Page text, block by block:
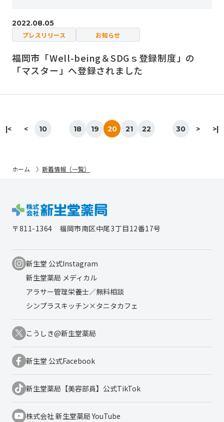
2022.08.05
プレスリリース お知らせ
福岡市「Well-being＆SDGｓ登録制度」の
「マスター」へ登録されました
|< < 10 18 19 20 21 22 30 > >|
ホーム 新着情報（一覧）
〒811-1364 福岡市南区中尾3丁目12番17号
新生堂 公式Instagram
新生堂薬局 メディカル
アラサー管理栄養士／無料相談
シンプラスキッチン×タニタカフェ
こうしき@新生堂薬局
新生堂 公式Facebook
新生堂薬局【美容部員】公式TikTok
株式会社 新生堂薬局 YouTube